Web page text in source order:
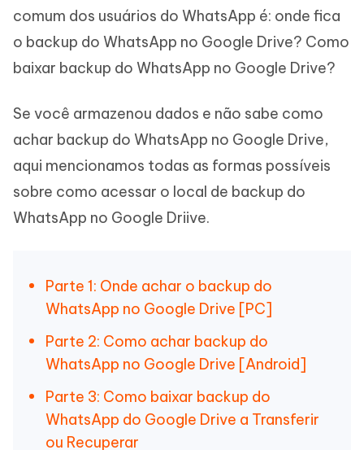
comum dos usuários do WhatsApp é: onde fica
o backup do WhatsApp no Google Drive? Como
baixar backup do WhatsApp no Google Drive?
Se você armazenou dados e não sabe como
achar backup do WhatsApp no Google Drive,
aqui mencionamos todas as formas possíveis
sobre como acessar o local de backup do
WhatsApp no Google Driive.
Parte 1: Onde achar o backup do
WhatsApp no Google Drive [PC]
Parte 2: Como achar backup do
WhatsApp no Google Drive [Android]
Parte 3: Como baixar backup do
WhatsApp do Google Drive a Transferir
ou Recuperar